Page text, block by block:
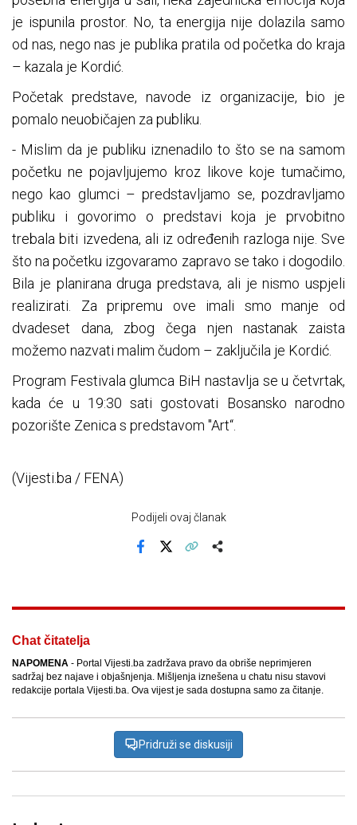
je ispunila prostor. No, ta energija nije dolazila samo
od nas, nego nas je publika pratila od početka do kraja
– kazala je Kordić.
Početak predstave, navode iz organizacije, bio je
pomalo neuobičajen za publiku.
- Mislim da je publiku iznenadilo to što se na samom
početku ne pojavljujemo kroz likove koje tumačimo,
nego kao glumci – predstavljamo se, pozdravljamo
publiku i govorimo o predstavi koja je prvobitno
trebala biti izvedena, ali iz određenih razloga nije. Sve
što na početku izgovaramo zapravo se tako i dogodilo.
Bila je planirana druga predstava, ali je nismo uspjeli
realizirati. Za pripremu ove imali smo manje od
dvadeset dana, zbog čega njen nastanak zaista
možemo nazvati malim čudom – zaključila je Kordić.
Program Festivala glumca BiH nastavlja se u četvrtak,
kada će u 19:30 sati gostovati Bosansko narodno
pozorište Zenica s predstavom "Art“.
(Vijesti.ba / FENA)
Podijeli ovaj članak
Chat čitatelja
NAPOMENA - Portal Vijesti.ba zadržava pravo da obriše neprimjeren
sadržaj bez najave i objašnjenja. Mišljenja iznešena u chatu nisu stavovi
redakcije portala Vijesti.ba. Ova vijest je sada dostupna samo za čitanje.
Pridruži se diskusiji